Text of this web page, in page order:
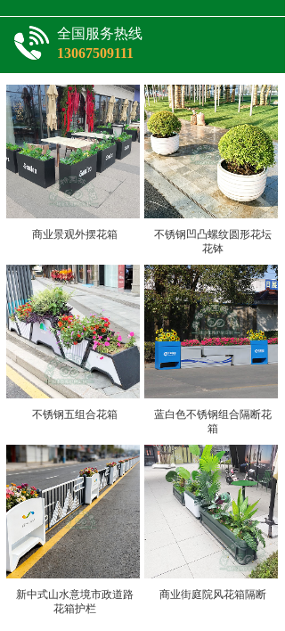
全国服务热线
13067509111
商业景观外摆花箱
不锈钢凹凸螺纹圆形花坛
花钵
不锈钢五组合花箱
蓝白色不锈钢组合隔断花
箱
新中式山水意境市政道路
花箱护栏
商业街庭院风花箱隔断